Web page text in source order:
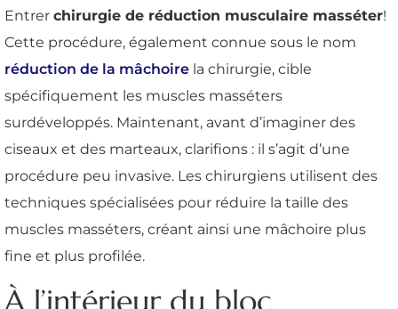
Entrer chirurgie de réduction musculaire masséter!
Cette procédure, également connue sous le nom
réduction de la mâchoire la chirurgie, cible
spécifiquement les muscles masséters
surdéveloppés. Maintenant, avant d’imaginer des
ciseaux et des marteaux, clarifions : il s’agit d’une
procédure peu invasive. Les chirurgiens utilisent des
techniques spécialisées pour réduire la taille des
muscles masséters, créant ainsi une mâchoire plus
fine et plus profilée.
À l’intérieur du bloc